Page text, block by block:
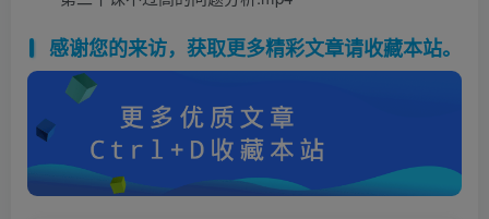
感谢您的来访，获取更多精彩文章请收藏本站。